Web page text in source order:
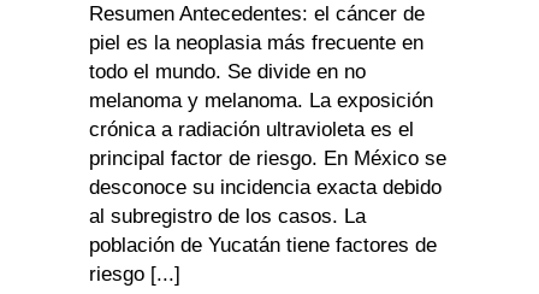
Resumen Antecedentes: el cáncer de
piel es la neoplasia más frecuente en
todo el mundo. Se divide en no
melanoma y melanoma. La exposición
crónica a radiación ultravioleta es el
principal factor de riesgo. En México se
desconoce su incidencia exacta debido
al subregistro de los casos. La
población de Yucatán tiene factores de
riesgo [...]